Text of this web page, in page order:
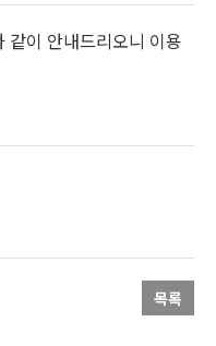
이 안내드리오니 이용
목록